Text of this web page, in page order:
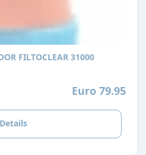
FILTOCLEAR 31000
Euro 79.95
Details